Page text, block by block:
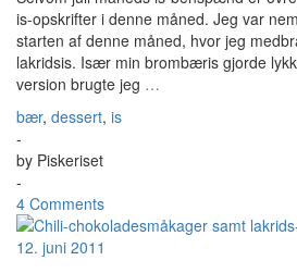
is-opskrifter i denne måned. Jeg var
starten af denne måned, hvor jeg
lakridsis. Især min brombæris gjorde
version brugte jeg …
bær, dessert, is
-
by Piskeriset
-
4 Comments
12. juni 2011